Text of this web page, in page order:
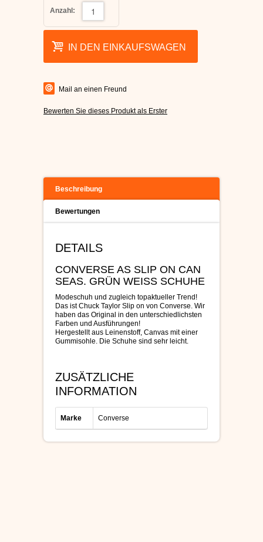
Anzahl:
IN DEN EINKAUFSWAGEN
Mail an einen Freund
Bewerten Sie dieses Produkt als Erster
Beschreibung
Bewertungen
DETAILS
CONVERSE AS SLIP ON CAN
SEAS. GRÜN WEISS SCHUHE
Modeschuh und zugleich topaktueller Trend!
Das ist Chuck Taylor Slip on von Converse. Wir
haben das Original in den unterschiedlichsten
Farben und Ausführungen!
Hergestellt aus Leinenstoff, Canvas mit einer
Gummisohle. Die Schuhe sind sehr leicht.
ZUSÄTZLICHE
INFORMATION
Marke Converse